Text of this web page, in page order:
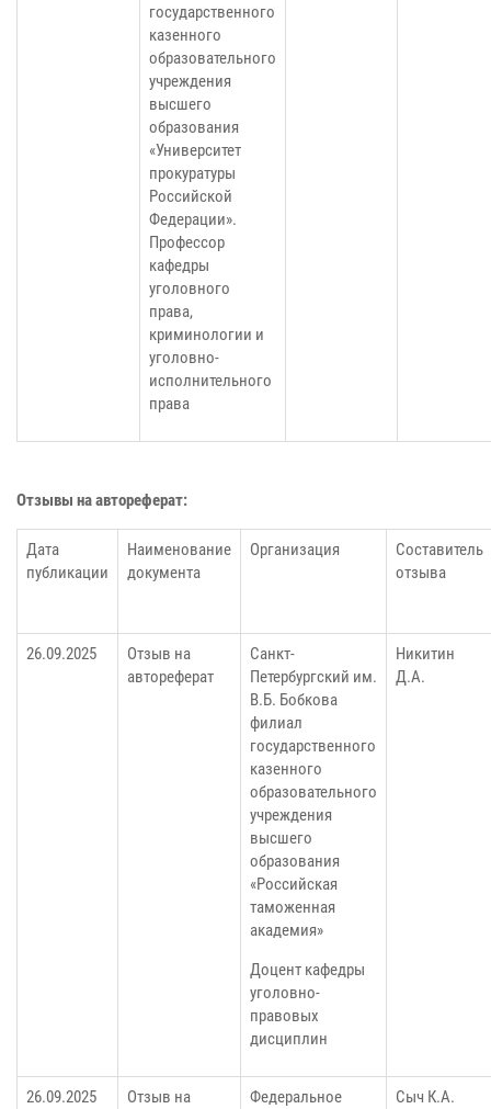
государственного
казенного
образовательного
учреждения
высшего
образования
«Университет
прокуратуры
Российской
Федерации».
Профессор
кафедры
уголовного
права,
криминологии и
уголовно-
исполнительного
права
Отзывы на автореферат:
Дата
публикации
Наименование
документа
Организация
Составитель
отзыва
26.09.2025
Отзыв на
автореферат
Санкт-
Петербургский им.
В.Б. Бобкова
филиал
государственного
казенного
образовательного
учреждения
высшего
образования
«Российская
таможенная
академия»
Доцент кафедры
уголовно-
правовых
дисциплин
Никитин
Д.А.
26.09.2025
Отзыв на
Федеральное
Сыч К.А.